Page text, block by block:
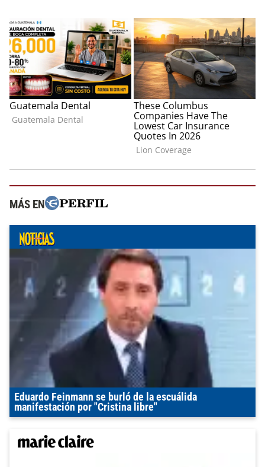
MÁS EN
Eduardo Feinmann se burló de la escuálida
manifestación por "Cristina libre"